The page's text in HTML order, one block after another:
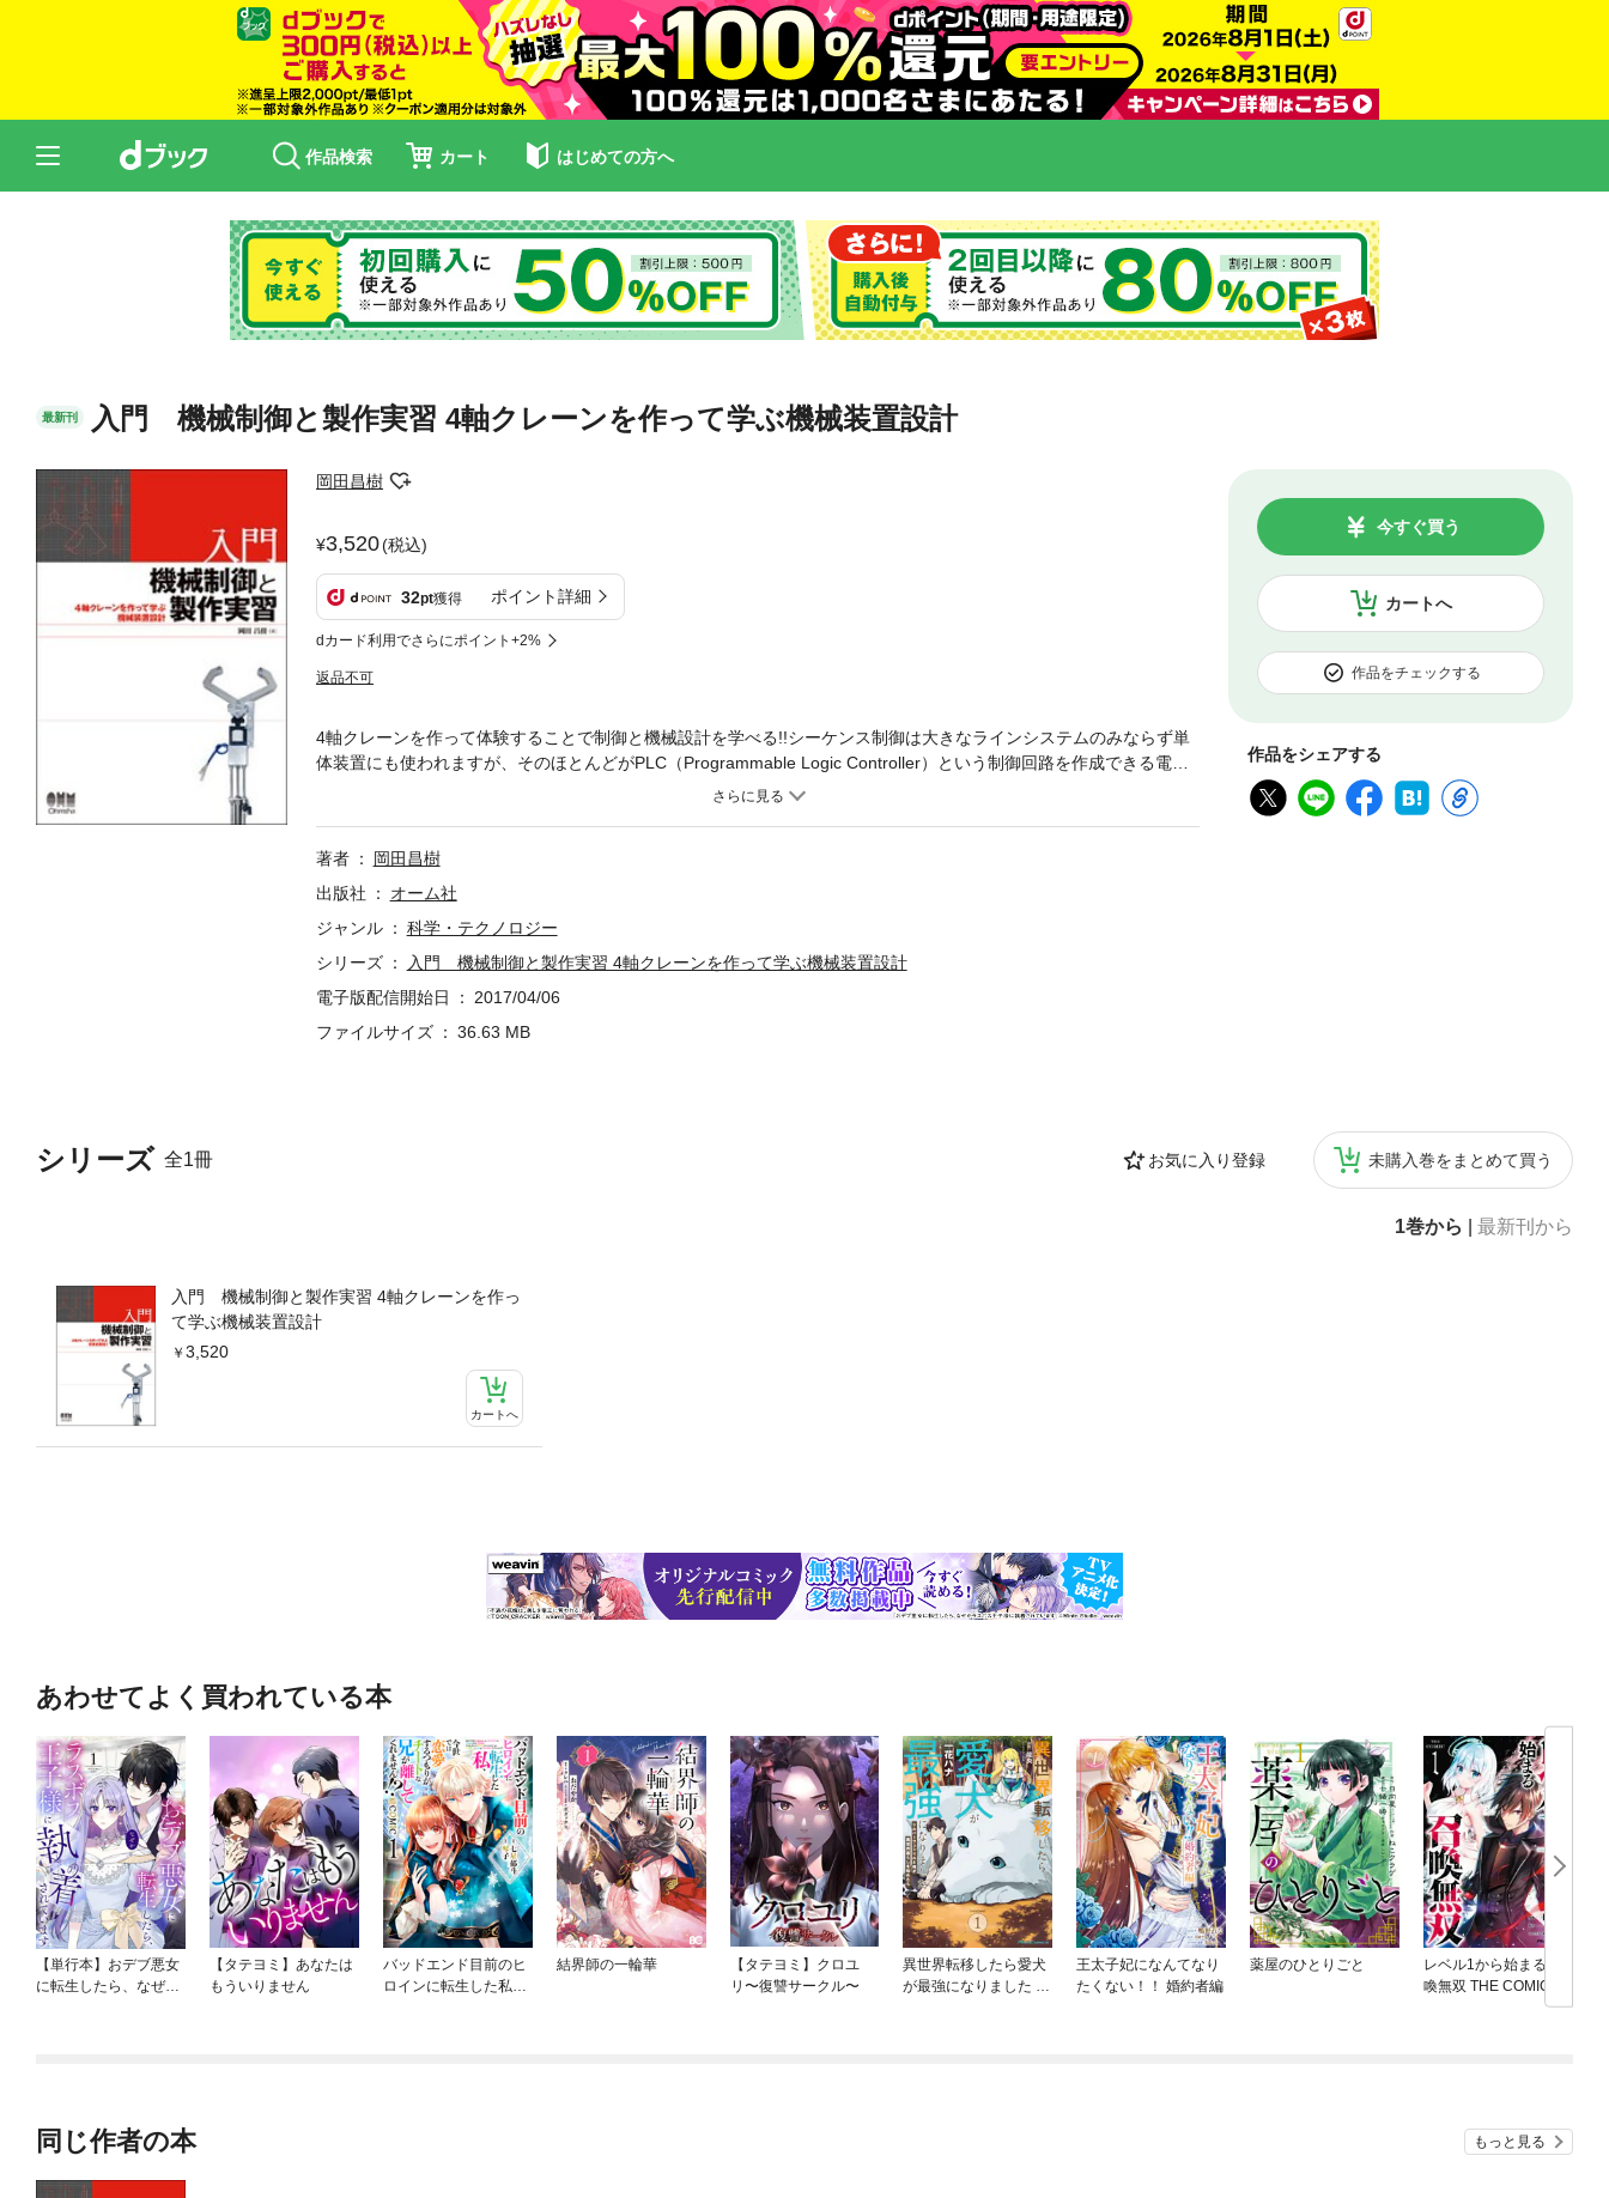
作品検索 カート はじめての方へ
最新刊 入門 機械制御と製作実習 4軸クレーンを作って学ぶ機械装置設計
岡田昌樹
3,520(税込)
32pt獲得 ポイント詳細
dカード利用でさらにポイント+2%
返品不可
カートへ
今すぐ買う
作品をチェックする
作品をシェアする
シリーズ 全1冊 お気に入り登録 未購入巻をまとめて買う
1巻から 最新刊から
入門 機械制御と製作実習 4軸クレーンを作っ
て学ぶ機械装置設計
3,520
カートへ
4軸クレーンを作って体験することで制御と機械設計を学べる!!シーケンス制御は大きなラインシステムのみならず単
体装置にも使われますが、そのほとんどがPLC（Programmable Logic Controller）という制御回路を作成できる電子
装置を使っています。本書ではPLCの使い方を身につけるために、シーケンス制御の原理や基礎を解説します。さら
著者
岡田昌樹
出版社
オーム社
ジャンル
科学・テクノロジー
シリーズ
入門 機械制御と製作実習 4軸クレーンを作って学ぶ機械装置設計
電子版配信開始日
2017/04/06
ファイルサイズ
36.63 MB
あわせてよく買われている本
【単行本】おデブ悪女
に転生したら、なぜか
【タテヨミ】あなたは
もういりません
バッドエンド目前のヒ
ロインに転生した私、
結界師の一輪華
【タテヨミ】クロユ
リ〜復讐サークル〜
異世界転移したら愛犬
が最強になりました ～
王太子妃になんてなり
たくない！！ 婚約者編
薬屋のひとりごと
レベル1から始まる召
喚無双 THE COMIC
同じ作者の本 もっと見る